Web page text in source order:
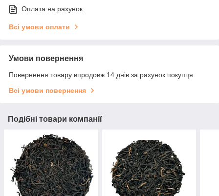
Оплата на рахунок
Всі умови оплати
Умови повернення
Повернення товару впродовж 14 днів за рахунок покупця
Всі умови повернення
Подібні товари компанії